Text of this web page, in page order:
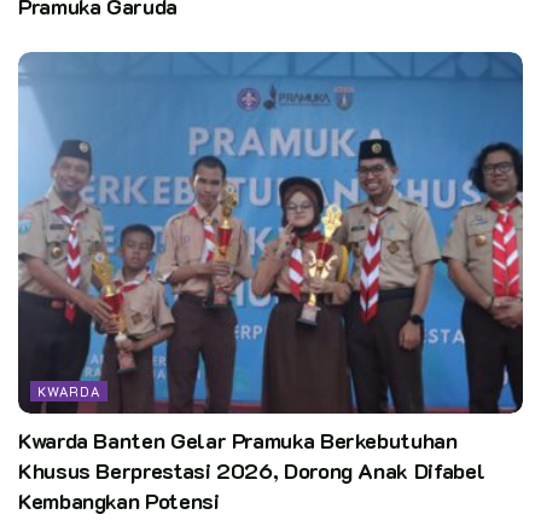
KWARDA
Kwarda Banten Gelar Pramuka Berkebutuhan
Khusus Berprestasi 2026, Dorong Anak Difabel
Kembangkan Potensi